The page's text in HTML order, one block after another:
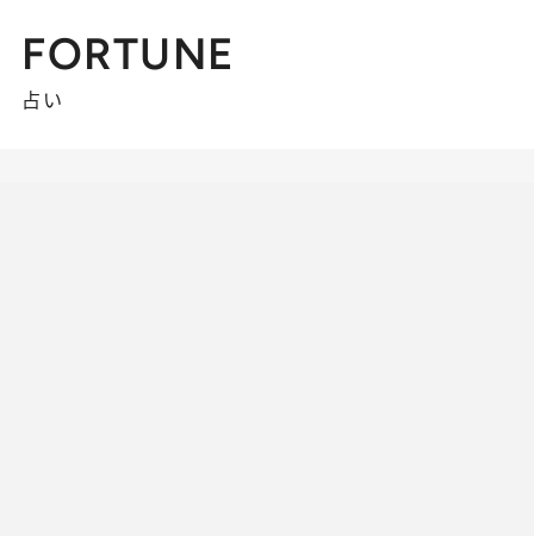
FORTUNE
占い